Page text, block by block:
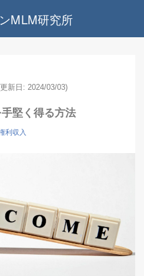
MLM研究所
新日: 2024/03/03)
堅く得る方法
利収入